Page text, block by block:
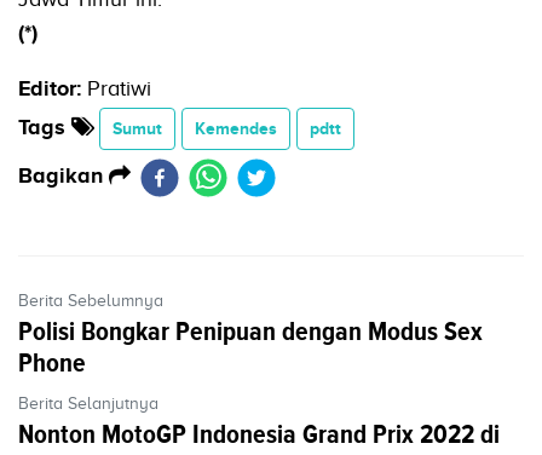
(*)
Editor: Pratiwi
Tags
Sumut Kemendes pdtt
Bagikan
Berita Sebelumnya
Polisi Bongkar Penipuan dengan Modus Sex
Phone
Berita Selanjutnya
Nonton MotoGP Indonesia Grand Prix 2022 di